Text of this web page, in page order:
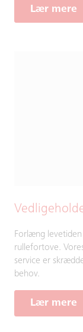
Lær mere
Forlæng
rullefortove.
service er
behov.
Lær mere